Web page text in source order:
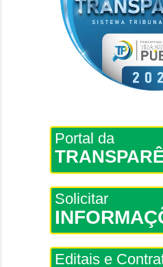
Portal da
Solicitar
Editais e